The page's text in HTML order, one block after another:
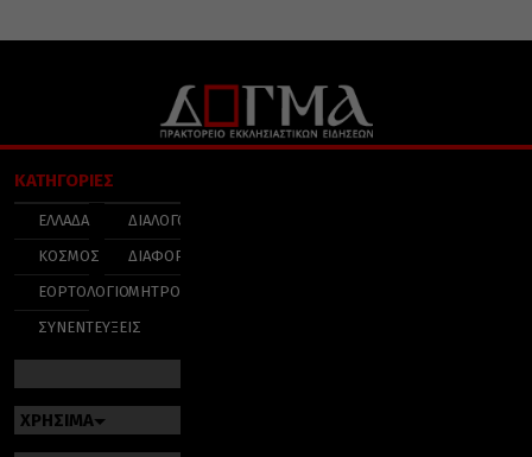
ΚΑΤΗΓΟΡΙΕΣ
ΕΛΛΑΔΑ
ΚΟΣΜΟΣ
ΕΟΡΤΟΛΟΓΙΟ
ΣΥΝΕΝΤΕΥΞΕΙΣ
ΔΙΑΛΟΓΟΣ
ΔΙΑΦΟΡΑ
ΜΗΤΡΟΠΟΛΕΙΣ
ΧΡΗΣΙΜΑ